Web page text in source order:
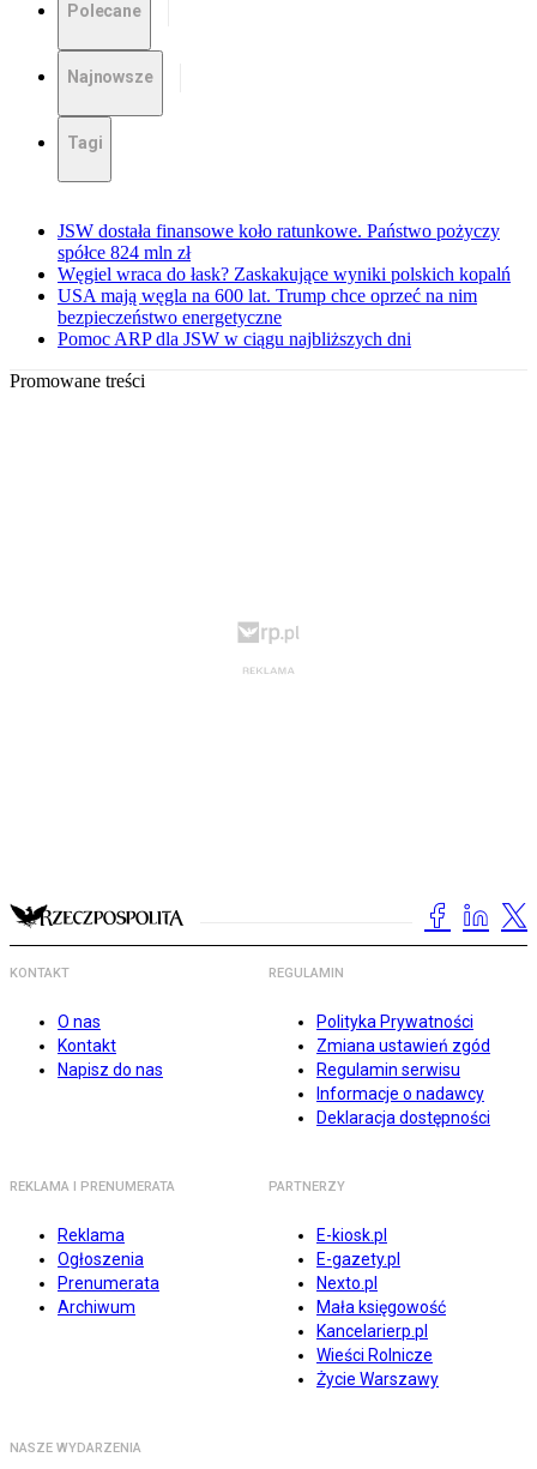
Polecane
Najnowsze
Tagi
JSW dostała finansowe koło ratunkowe. Państwo pożyczy
spółce 824 mln zł
Węgiel wraca do łask? Zaskakujące wyniki polskich kopalń
USA mają węgla na 600 lat. Trump chce oprzeć na nim
bezpieczeństwo energetyczne
Pomoc ARP dla JSW w ciągu najbliższych dni
Promowane treści
KONTAKT
O nas
Kontakt
Napisz do nas
REGULAMIN
Polityka Prywatności
Zmiana ustawień zgód
Regulamin serwisu
Informacje o nadawcy
Deklaracja dostępności
REKLAMA I PRENUMERATA
Reklama
Ogłoszenia
Prenumerata
Archiwum
PARTNERZY
E-kiosk.pl
E-gazety.pl
Nexto.pl
Mała księgowość
Kancelarierp.pl
Wieści Rolnicze
Życie Warszawy
NASZE WYDARZENIA